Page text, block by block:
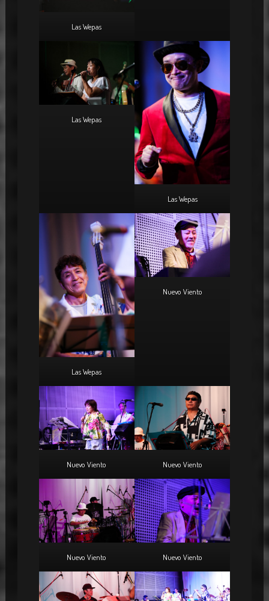
Las Wepas
Las Wepas
Las Wepas
Las Wepas
Nuevo Viento
Nuevo Viento Nuevo Viento
Nuevo Viento Nuevo Viento